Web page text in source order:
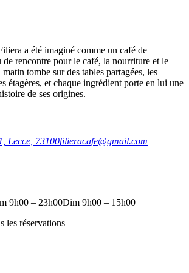
a été imaginé comme un café de
rencontre pour le café, la nourriture et le
tombe sur des tables partagées, les
étagères, et chaque ingrédient porte en lui une
de ses origines.
Lecce, 73100filieracafe@gmail.com
9h00 – 23h00Dim 9h00 – 15h00
les réservations